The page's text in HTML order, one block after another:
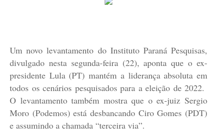
Um novo levantamento do Instituto Paraná Pesquisas,
divulgado nesta segunda-feira (22), aponta que o ex-
presidente Lula (PT) mantém a liderança absoluta em
todos os cenários pesquisados para a eleição de 2022.
O levantamento também mostra que o ex-juiz Sergio
Moro (Podemos) está desbancando Ciro Gomes (PDT)
e assumindo a chamada “terceira via”.